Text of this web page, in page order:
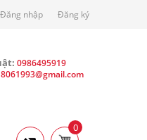
Đăng nhập Đăng ký
0986495919
0